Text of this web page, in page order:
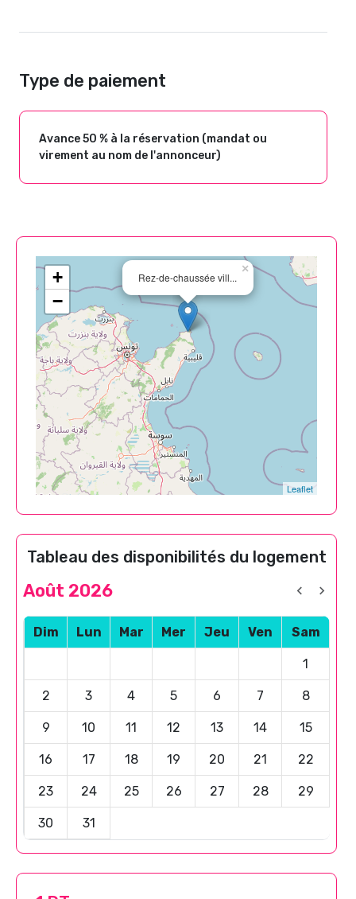
Type de paiement
Avance 50 % à la réservation (mandat ou
virement au nom de l'annonceur)
Rez-de-chaussée vill...
×
+
−
Leaflet
Tableau des disponibilités du logement
Août 2026
Dim Lun Mar Mer Jeu Ven Sam
1
2 3 4 5 6 7 8
9 10 11 12 13 14 15
16 17 18 19 20 21 22
23 24 25 26 27 28 29
30 31